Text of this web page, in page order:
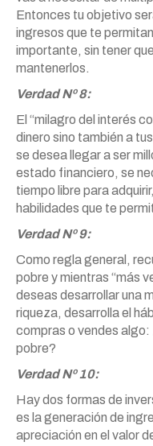
Entonces tu objetivo
ingresos que te
importante, sin tener
mantenerlos.
Verdad Nº 8:
El “milagro del interés
dinero sino también a
se desea llegar a ser
estado financiero, se
tiempo libre para
habilidades que te
Verdad Nº 9:
Como regla general,
pobre y mientras “más
deseas desarrollar una
riqueza, desarrolla el
compras o vendes
pobre?
Verdad Nº 10:
Hay dos formas de
es la generación de
apreciación en el valor